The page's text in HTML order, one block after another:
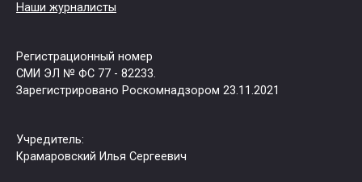
Наши журналисты
Регистрационный номер
СМИ ЭЛ № ФС 77 - 82233.
Зарегистрировано Роскомнадзором 23.11.2021
Учредитель:
Крамаровский Илья Сергеевич